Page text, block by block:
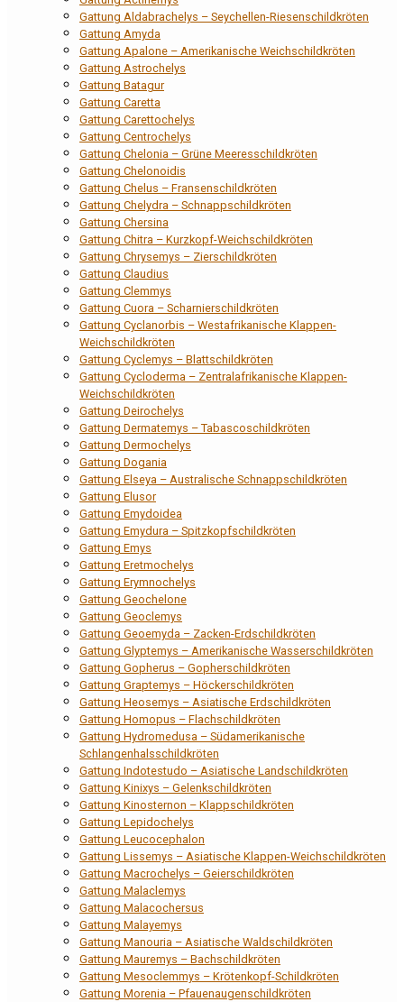
Gattung Aldabrachelys – Seychellen-Riesenschildkröten
Gattung Amyda
Gattung Apalone – Amerikanische Weichschildkröten
Gattung Astrochelys
Gattung Batagur
Gattung Caretta
Gattung Carettochelys
Gattung Centrochelys
Gattung Chelonia – Grüne Meeresschildkröten
Gattung Chelonoidis
Gattung Chelus – Fransenschildkröten
Gattung Chelydra – Schnappschildkröten
Gattung Chersina
Gattung Chitra – Kurzkopf-Weichschildkröten
Gattung Chrysemys – Zierschildkröten
Gattung Claudius
Gattung Clemmys
Gattung Cuora – Scharnierschildkröten
Gattung Cyclanorbis – Westafrikanische Klappen-
Weichschildkröten
Gattung Cyclemys – Blattschildkröten
Gattung Cycloderma – Zentralafrikanische Klappen-
Weichschildkröten
Gattung Deirochelys
Gattung Dermatemys – Tabascoschildkröten
Gattung Dermochelys
Gattung Dogania
Gattung Elseya – Australische Schnappschildkröten
Gattung Elusor
Gattung Emydoidea
Gattung Emydura – Spitzkopfschildkröten
Gattung Emys
Gattung Eretmochelys
Gattung Erymnochelys
Gattung Geochelone
Gattung Geoclemys
Gattung Geoemyda – Zacken-Erdschildkröten
Gattung Glyptemys – Amerikanische Wasserschildkröten
Gattung Gopherus – Gopherschildkröten
Gattung Graptemys – Höckerschildkröten
Gattung Heosemys – Asiatische Erdschildkröten
Gattung Homopus – Flachschildkröten
Gattung Hydromedusa – Südamerikanische
Schlangenhalsschildkröten
Gattung Indotestudo – Asiatische Landschildkröten
Gattung Kinixys – Gelenkschildkröten
Gattung Kinosternon – Klappschildkröten
Gattung Lepidochelys
Gattung Leucocephalon
Gattung Lissemys – Asiatische Klappen-Weichschildkröten
Gattung Macrochelys – Geierschildkröten
Gattung Malaclemys
Gattung Malacochersus
Gattung Malayemys
Gattung Manouria – Asiatische Waldschildkröten
Gattung Mauremys – Bachschildkröten
Gattung Mesoclemmys – Krötenkopf-Schildkröten
Gattung Morenia – Pfauenaugenschildkröten